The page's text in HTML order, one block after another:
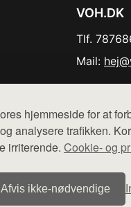
hjemmeside for at
analysere trafikken.
irriterende. Cookie- og
Afvis ikke‑nødvendige
VOH.DK
Tlf.
Mail:
ikke varer fra denne